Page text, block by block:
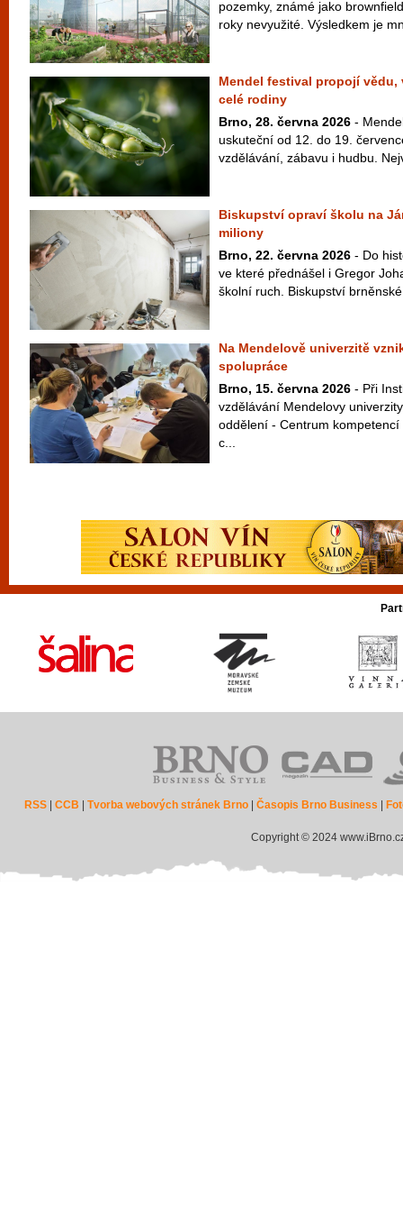
pozemky, známé jako
roky nevyužité. Výsledkem je
Mendel festival propojí vědu,
celé rodiny
Brno, 28. června 2026 -
uskuteční od 12. do 19.
vzdělávání, zábavu i hudbu.
Biskupství opraví školu na
miliony
Brno, 22. června 2026 - Do
ve které přednášel i Gregor
školní ruch. Biskupství
Na Mendelově univerzitě
spolupráce
Brno, 15. června 2026 - Při
vzdělávání Mendelovy
oddělení - Centrum
c...
RSS |CCB |Tvorba webových stránek Brno |Časopis Brno Business
Copyright © 2024